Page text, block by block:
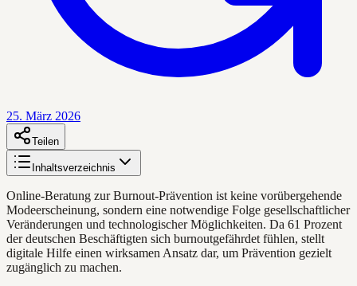
25. März 2026
Teilen
Inhaltsverzeichnis
Online-Beratung zur Burnout-Prävention ist keine vorübergehende
Modeerscheinung, sondern eine notwendige Folge gesellschaftlicher
Veränderungen und technologischer Möglichkeiten. Da 61 Prozent
der deutschen Beschäftigten sich burnoutgefährdet fühlen, stellt
digitale Hilfe einen wirksamen Ansatz dar, um Prävention gezielt
zugänglich zu machen.